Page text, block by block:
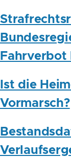
Ist die
Vormarsch?